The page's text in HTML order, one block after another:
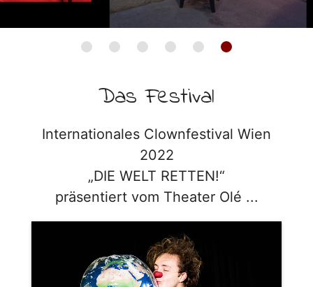
Das Festival
Internationales Clownfestival Wien
2022
„DIE WELT RETTEN!“
präsentiert vom Theater Olé ...